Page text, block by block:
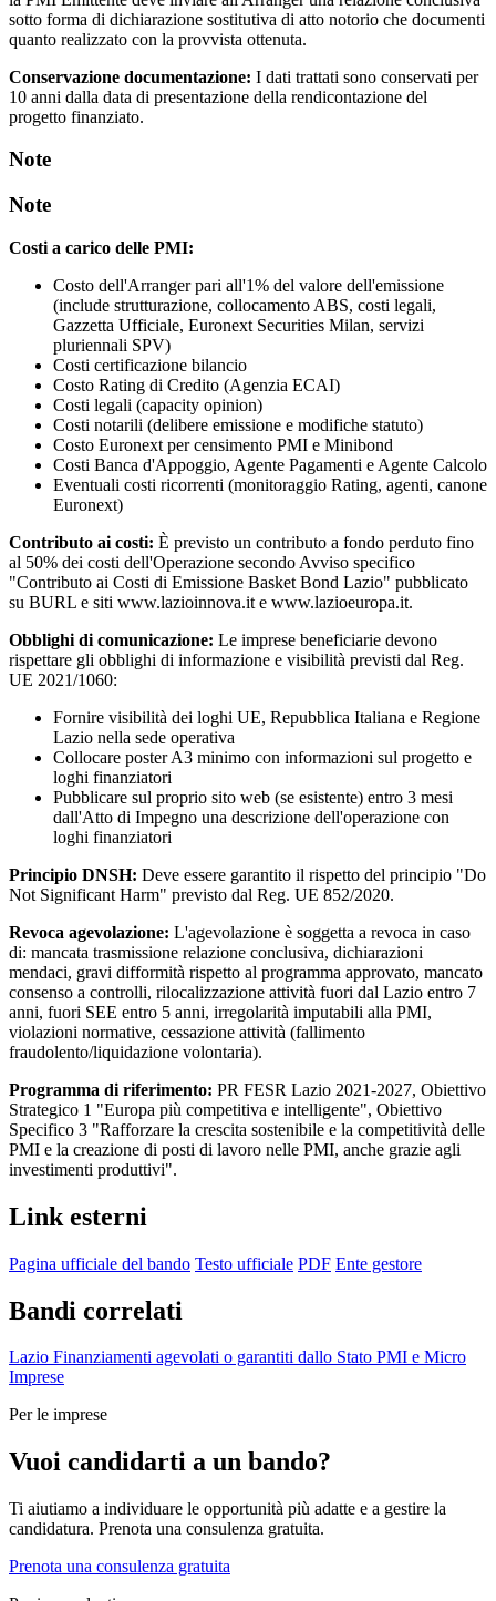
sotto forma di dichiarazione sostitutiva di atto notorio che documenti
quanto realizzato con la provvista ottenuta.
Conservazione documentazione: I dati trattati sono conservati per
10 anni dalla data di presentazione della rendicontazione del
progetto finanziato.
Note
Note
Costi a carico delle PMI:
Costo dell'Arranger pari all'1% del valore dell'emissione
(include strutturazione, collocamento ABS, costi legali,
Gazzetta Ufficiale, Euronext Securities Milan, servizi
pluriennali SPV)
Costi certificazione bilancio
Costo Rating di Credito (Agenzia ECAI)
Costi legali (capacity opinion)
Costi notarili (delibere emissione e modifiche statuto)
Costo Euronext per censimento PMI e Minibond
Costi Banca d'Appoggio, Agente Pagamenti e Agente Calcolo
Eventuali costi ricorrenti (monitoraggio Rating, agenti, canone
Euronext)
Contributo ai costi: È previsto un contributo a fondo perduto fino
al 50% dei costi dell'Operazione secondo Avviso specifico
"Contributo ai Costi di Emissione Basket Bond Lazio" pubblicato
su BURL e siti www.lazioinnova.it e www.lazioeuropa.it.
Obblighi di comunicazione: Le imprese beneficiarie devono
rispettare gli obblighi di informazione e visibilità previsti dal Reg.
UE 2021/1060:
Fornire visibilità dei loghi UE, Repubblica Italiana e Regione
Lazio nella sede operativa
Collocare poster A3 minimo con informazioni sul progetto e
loghi finanziatori
Pubblicare sul proprio sito web (se esistente) entro 3 mesi
dall'Atto di Impegno una descrizione dell'operazione con
loghi finanziatori
Principio DNSH: Deve essere garantito il rispetto del principio "Do
Not Significant Harm" previsto dal Reg. UE 852/2020.
Revoca agevolazione: L'agevolazione è soggetta a revoca in caso
di: mancata trasmissione relazione conclusiva, dichiarazioni
mendaci, gravi difformità rispetto al programma approvato, mancato
consenso a controlli, rilocalizzazione attività fuori dal Lazio entro 7
anni, fuori SEE entro 5 anni, irregolarità imputabili alla PMI,
violazioni normative, cessazione attività (fallimento
fraudolento/liquidazione volontaria).
Programma di riferimento: PR FESR Lazio 2021-2027, Obiettivo
Strategico 1 "Europa più competitiva e intelligente", Obiettivo
Specifico 3 "Rafforzare la crescita sostenibile e la competitività delle
PMI e la creazione di posti di lavoro nelle PMI, anche grazie agli
investimenti produttivi".
Link esterni
Pagina ufficiale del bando Testo ufficiale PDF Ente gestore
Bandi correlati
Lazio Finanziamenti agevolati o garantiti dallo Stato PMI e Micro
Imprese
Per le imprese
Vuoi candidarti a un bando?
Ti aiutiamo a individuare le opportunità più adatte e a gestire la
candidatura. Prenota una consulenza gratuita.
Prenota una consulenza gratuita